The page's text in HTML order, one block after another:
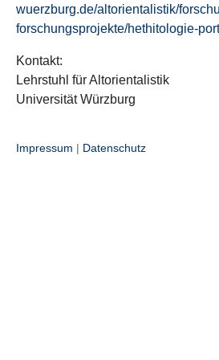
wuerzburg.de/altorientalistik/
forschungsprojekte/hethitologie-
Kontakt:
Lehrstuhl für Altorientalistik
Universität Würzburg
Impressum | Datenschutz